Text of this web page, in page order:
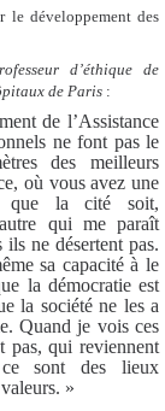
le développement des
d’éthique de
de Paris :
de l’Assistance
ne font pas le
des meilleurs
où vous avez une
que la cité soit,
qui me paraît
ne désertent pas.
sa capacité à le
la démocratie est
la société ne les a
Quand je vois ces
pas, qui reviennent
sont des lieux
»